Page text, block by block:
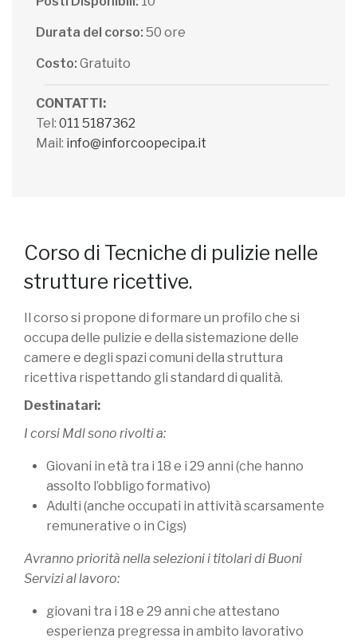
Durata del corso: 50 ore
Costo: Gratuito
CONTATTI:
Tel: 011 5187362
Mail: info@inforcoopecipa.it
Corso di Tecniche di pulizie nelle
strutture ricettive.
Il corso si propone di formare un profilo che si
occupa delle pulizie e della sistemazione delle
camere e degli spazi comuni della struttura
ricettiva rispettando gli standard di qualità.
Destinatari:
I corsi Mdl sono rivolti a:
Giovani in età tra i 18 e i 29 anni (che hanno
assolto l’obbligo formativo)
Adulti (anche occupati in attività scarsamente
remunerative o in Cigs)
Avranno priorità nella selezioni i titolari di Buoni
Servizi al lavoro:
giovani tra i 18 e 29 anni che attestano
esperienza pregressa in ambito lavorativo